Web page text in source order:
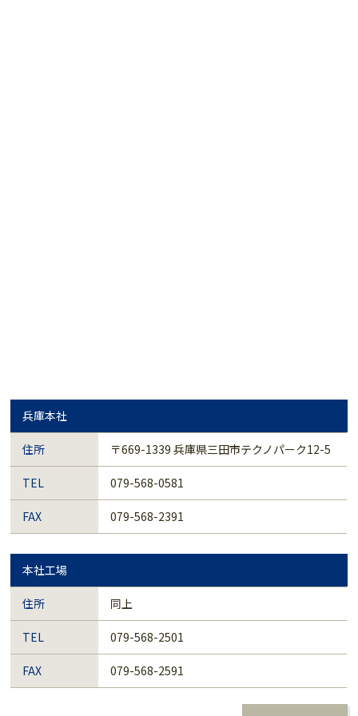
兵庫本社
住所 〒669-1339 兵庫県三田市テクノパーク12-5
TEL 079-568-0581
FAX 079-568-2391
本社工場
住所 同上
TEL 079-568-2501
FAX 079-568-2591